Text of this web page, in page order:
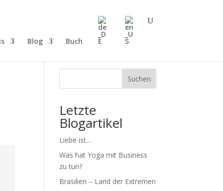
Blog Buch
Suchen
Letzte
Blogartikel
Liebe ist…
Was hat Yoga mit Business
zu tun?
Brasilien – Land der Extremen